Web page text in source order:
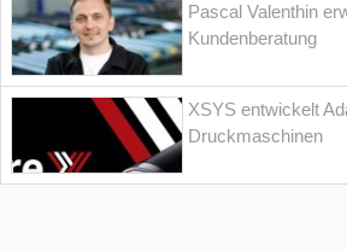
Pascal Valenthin
Kundenberatung
XSYS entwickelt
Druckmaschinen